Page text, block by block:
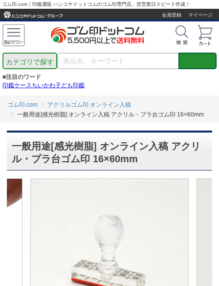
ゴム印.com｜印鑑通販 ハンコヤドットコムのゴム印専門店。翌営業日スピード作成！
会員登録
マイページ
カテゴリで探す
■注目のワード
印鑑ケースちいかわ子ども印鑑
ゴム印.com
アクリルゴム印 オンライン入稿
一般用途[感光樹脂] オンライン入稿 アクリル・プラ台ゴム印 16×60mm
一般用途[感光樹脂] オンライン入稿 アクリ
ル・プラ台ゴム印 16×60mm